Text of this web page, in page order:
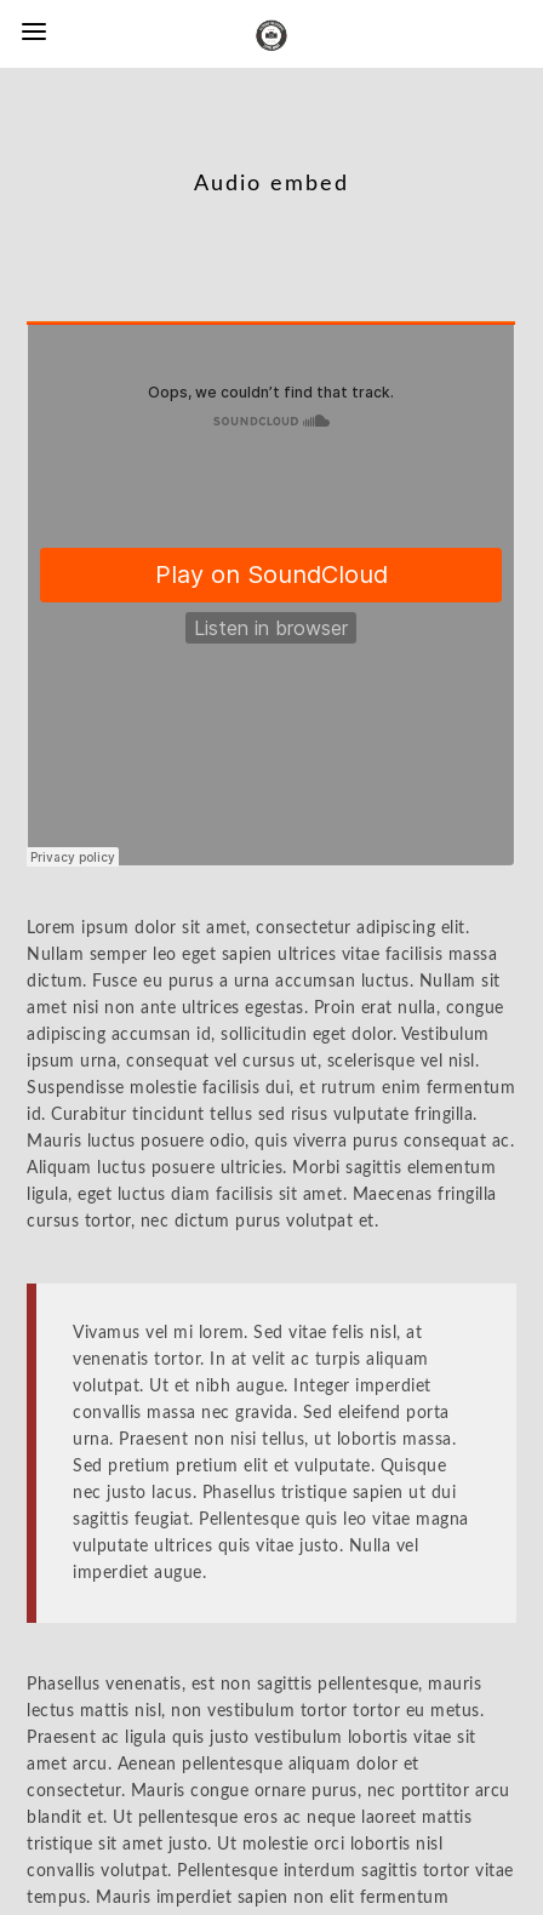
Audio embed
Lorem ipsum dolor sit amet, consectetur adipiscing elit.
Nullam semper leo eget sapien ultrices vitae facilisis massa
dictum. Fusce eu purus a urna accumsan luctus. Nullam sit
amet nisi non ante ultrices egestas. Proin erat nulla, congue
adipiscing accumsan id, sollicitudin eget dolor. Vestibulum
ipsum urna, consequat vel cursus ut, scelerisque vel nisl.
Suspendisse molestie facilisis dui, et rutrum enim fermentum
id. Curabitur tincidunt tellus sed risus vulputate fringilla.
Mauris luctus posuere odio, quis viverra purus consequat ac.
Aliquam luctus posuere ultricies. Morbi sagittis elementum
ligula, eget luctus diam facilisis sit amet. Maecenas fringilla
cursus tortor, nec dictum purus volutpat et.
Vivamus vel mi lorem. Sed vitae felis nisl, at
venenatis tortor. In at velit ac turpis aliquam
volutpat. Ut et nibh augue. Integer imperdiet
convallis massa nec gravida. Sed eleifend porta
urna. Praesent non nisi tellus, ut lobortis massa.
Sed pretium pretium elit et vulputate. Quisque
nec justo lacus. Phasellus tristique sapien ut dui
sagittis feugiat. Pellentesque quis leo vitae magna
vulputate ultrices quis vitae justo. Nulla vel
imperdiet augue.
Phasellus venenatis, est non sagittis pellentesque, mauris
lectus mattis nisl, non vestibulum tortor tortor eu metus.
Praesent ac ligula quis justo vestibulum lobortis vitae sit
amet arcu. Aenean pellentesque aliquam dolor et
consectetur. Mauris congue ornare purus, nec porttitor arcu
blandit et. Ut pellentesque eros ac neque laoreet mattis
tristique sit amet justo. Ut molestie orci lobortis nisl
convallis volutpat. Pellentesque interdum sagittis tortor vitae
tempus. Mauris imperdiet sapien non elit fermentum